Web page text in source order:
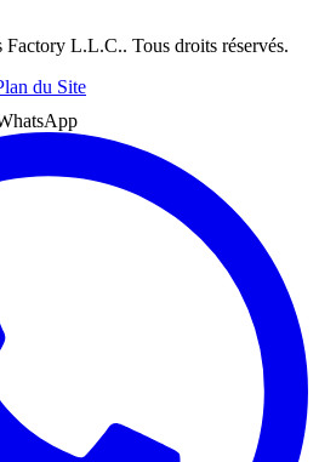
Factory L.L.C.. Tous droits réservés.
du Site